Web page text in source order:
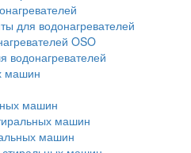
для водонагревателей
OSO
водонагревателей
машин
машин
машин
машин